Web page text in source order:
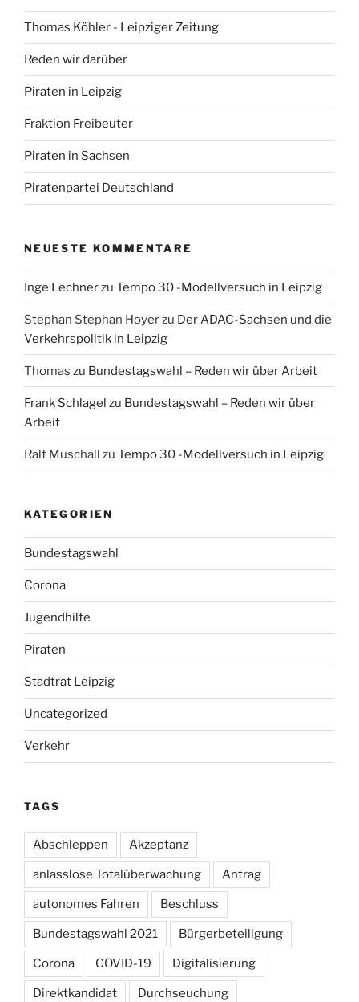
Thomas Köhler - Leipziger Zeitung
Reden wir darüber
Piraten in Leipzig
Fraktion Freibeuter
Piraten in Sachsen
Piratenpartei Deutschland
NEUESTE KOMMENTARE
Inge Lechnerzu Tempo 30 -Modellversuch in Leipzig
Stephan Stephan Hoyerzu Der ADAC-Sachsen und die
Verkehrspolitik in Leipzig
Thomas zu Bundestagswahl – Reden wir über Arbeit
Frank Schlagel zu Bundestagswahl – Reden wir über
Arbeit
Ralf Muschall zu Tempo 30 -Modellversuch in Leipzig
KATEGORIEN
Bundestagswahl
Corona
Jugendhilfe
Piraten
Stadtrat Leipzig
Uncategorized
Verkehr
TAGS
Abschleppen Akzeptanz
anlasslose Totalüberwachung Antrag
autonomes Fahren Beschluss
Bundestagswahl 2021 Bürgerbeteiligung
Corona COVID-19 Digitalisierung
Direktkandidat Durchseuchung